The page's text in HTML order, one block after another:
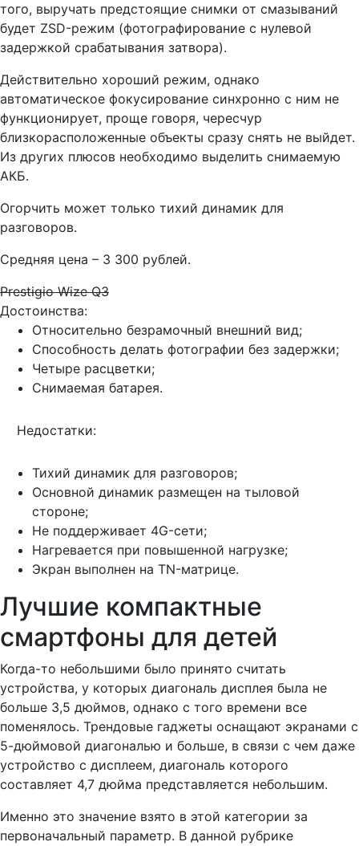
того, выручать предстоящие снимки от смазываний
будет ZSD-режим (фотографирование с нулевой
задержкой срабатывания затвора).
Действительно хороший режим, однако
автоматическое фокусирование синхронно с ним не
функционирует, проще говоря, чересчур
близкорасположенные объекты сразу снять не выйдет.
Из других плюсов необходимо выделить снимаемую
АКБ.
Огорчить может только тихий динамик для
разговоров.
Средняя цена – 3 300 рублей.
Prestigio Wize Q3
Достоинства:
Относительно безрамочный внешний вид;
Способность делать фотографии без задержки;
Четыре расцветки;
Снимаемая батарея.
Недостатки:
Тихий динамик для разговоров;
Основной динамик размещен на тыловой
стороне;
Не поддерживает 4G-сети;
Нагревается при повышенной нагрузке;
Экран выполнен на TN-матрице.
Лучшие компактные
смартфоны для детей
Когда-то небольшими было принято считать
устройства, у которых диагональ дисплея была не
больше 3,5 дюймов, однако с того времени все
поменялось. Трендовые гаджеты оснащают экранами с
5-дюймовой диагональю и больше, в связи с чем даже
устройство с дисплеем, диагональ которого
составляет 4,7 дюйма представляется небольшим.
Именно это значение взято в этой категории за
первоначальный параметр. В данной рубрике